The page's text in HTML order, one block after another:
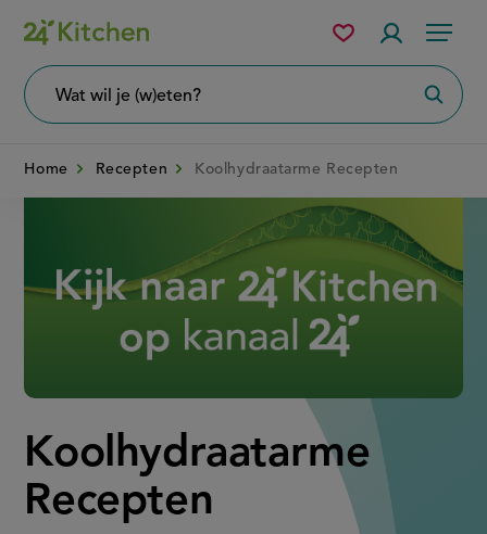
Overslaan
en
naar
Menu
wil
Mijn
bewaarde
Home Recepten Koolhydraatarme Recepten
Koolhydraatarme
Recepten